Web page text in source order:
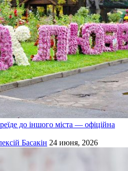
до іншого міста — офіційна
Басакін 24 июня, 2026